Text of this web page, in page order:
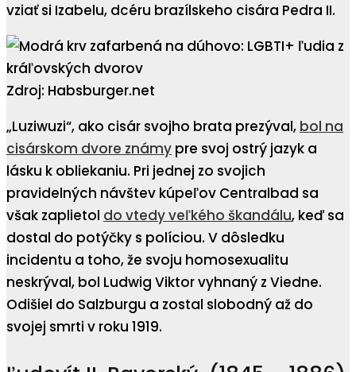
vziať si Izabelu, dcéru brazílskeho cisára Pedra II.
Zdroj: Habsburger.net
„Luziwuzi“, ako cisár svojho brata prezýval, bol na
cisárskom dvore známy pre svoj ostrý jazyk a
lásku k obliekaniu. Pri jednej zo svojich
pravidelných návštev kúpeľov Centralbad sa
však zaplietol do vtedy veľkého škandálu, keď sa
dostal do potýčky s políciou. V dôsledku
incidentu a toho, že svoju homosexualitu
neskrýval, bol Ludwig Viktor vyhnaný z Viedne.
Odišiel do Salzburgu a zostal slobodný až do
svojej smrti v roku 1919.